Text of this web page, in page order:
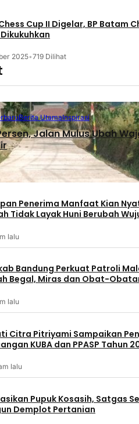
Peristiwa
Hari,
Polisi
Berita
Berita
Bapenda,
24 menit lalu
Cup II Digelar, BP Batam
2025•719 Dilihat
Berita UtamaInspirasi
Jalan Mulus Ubah
Penerima Manfaat Kian
Tidak Layak Huni Berubah
lalu
Bandung Perkuat Patroli
Begal, Miras dan Obat-
lalu
Citra Pitriyami Sampaikan
KUBA dan PPASP Tahun
lalu
Pupuk Kosasih, Satgas
Demplot Pertanian